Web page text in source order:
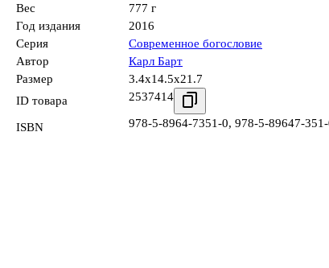
Вес
777 г
Год издания
2016
Серия
Современное богословие
Автор
Карл Барт
Размер
3.4x14.5x21.7
ID товара
2537414
ISBN 978-5-8964-7351-0, 978-5-89647-